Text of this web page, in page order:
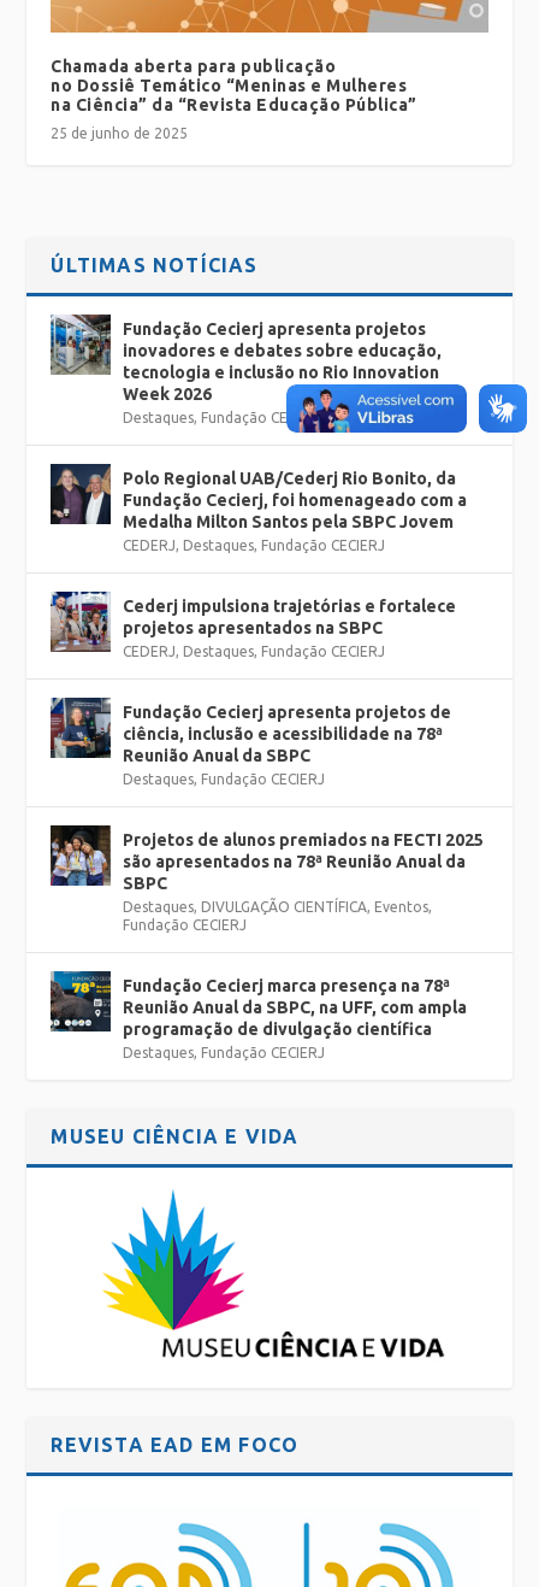
Chamada aberta para publicação
no Dossiê Temático “Meninas e Mulheres
na Ciência” da “Revista Educação Pública”
25 de junho de 2025
ÚLTIMAS NOTÍCIAS
Fundação Cecierj apresenta projetos
inovadores e debates sobre educação,
tecnologia e inclusão no Rio Innovation
Week 2026
Destaques, Fundação CECIERJ
Polo Regional UAB/Cederj Rio Bonito, da
Fundação Cecierj, foi homenageado com a
Medalha Milton Santos pela SBPC Jovem
CEDERJ, Destaques, Fundação CECIERJ
Cederj impulsiona trajetórias e fortalece
projetos apresentados na SBPC
CEDERJ, Destaques, Fundação CECIERJ
Fundação Cecierj apresenta projetos de
ciência, inclusão e acessibilidade na 78ª
Reunião Anual da SBPC
Destaques, Fundação CECIERJ
Projetos de alunos premiados na FECTI 2025
são apresentados na 78ª Reunião Anual da
SBPC
Destaques, DIVULGAÇÃO CIENTÍFICA, Eventos,
Fundação CECIERJ
Fundação Cecierj marca presença na 78ª
Reunião Anual da SBPC, na UFF, com ampla
programação de divulgação científica
Destaques, Fundação CECIERJ
MUSEU CIÊNCIA E VIDA
REVISTA EAD EM FOCO